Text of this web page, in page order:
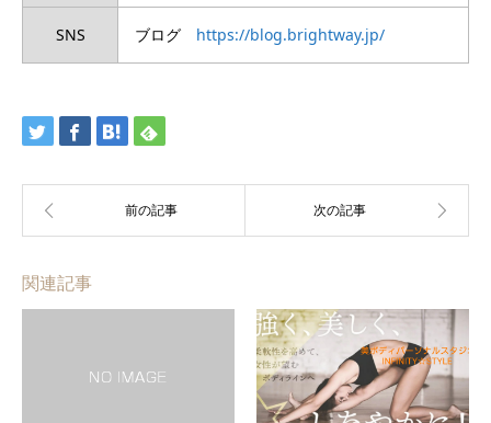
SNS ブログ https://blog.brightway.jp/
関連記事